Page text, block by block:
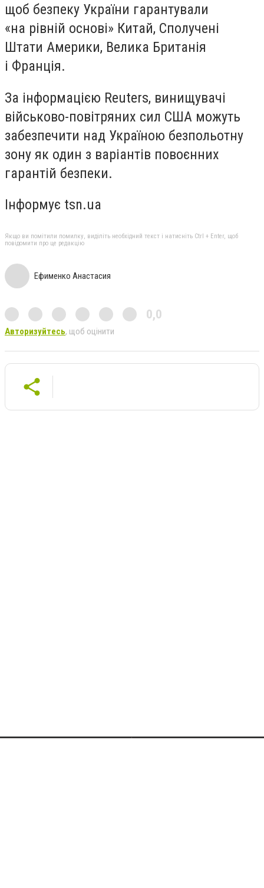
щоб безпеку України гарантували
«на рівній основі» Китай, Сполучені
Штати Америки, Велика Британія
і Франція.
За інформацією Reuters, винищувачі
військово-повітряних сил США можуть
забезпечити над Україною безпольотну
зону як один з варіантів повоєнних
гарантій безпеки.
Інформує tsn.ua
Якщо ви помітили помилку, виділіть необхідний текст і натисніть Ctrl + Enter, щоб
повідомити про це редакцію
Ефименко Анастасия
0,0
Авторизуйтесь, щоб оцінити